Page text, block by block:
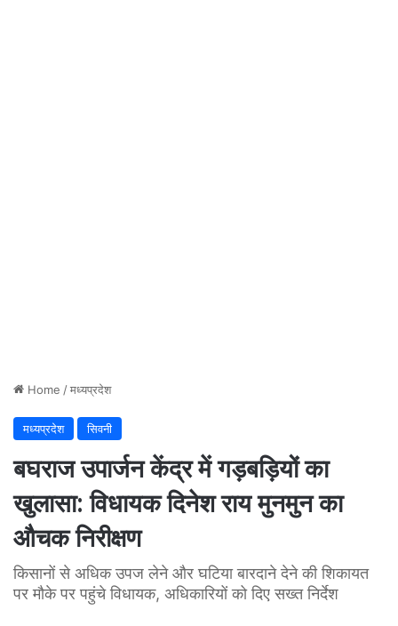
Home /मध्यप्रदेश
मध्यप्रदेश सिवनी
बघराज उपार्जन केंद्र में गड़बड़ियों का
खुलासा: विधायक दिनेश राय मुनमुन का
औचक निरीक्षण
किसानों से अधिक उपज लेने और घटिया बारदाने देने की शिकायत
पर मौके पर पहुंचे विधायक, अधिकारियों को दिए सख्त निर्देश